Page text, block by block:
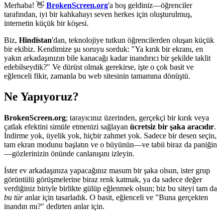
Merhaba! 👋 BrokenScreen.org'a hoş geldiniz—öğrenciler
tarafından, iyi bir kahkahayı seven herkes için oluşturulmuş,
internetin küçük bir köşesi.
Biz, Hindistan'dan, teknolojiye tutkun öğrencilerden oluşan küçük
bir ekibiz. Kendimize şu soruyu sorduk: "Ya kırık bir ekranı, en
yakın arkadaşınızın bile kanacağı kadar inandırıcı bir şekilde taklit
edebilseydik?" Ve dürüst olmak gerekirse, işte o çok basit ve
eğlenceli fikir, zamanla bu web sitesinin tamamına dönüştü.
Ne Yapıyoruz?
BrokenScreen.org; tarayıcınız üzerinden, gerçekçi bir kırık veya
çatlak efektini simüle etmenizi sağlayan ücretsiz bir şaka aracıdır.
İndirme yok, üyelik yok, hiçbir zahmet yok. Sadece bir desen seçin,
tam ekran modunu başlatın ve o büyünün—ve tabii biraz da paniğin
—gözlerinizin önünde canlanışını izleyin.
İster ev arkadaşınıza yapacağınız masum bir şaka olsun, ister grup
görüntülü görüşmelerine biraz renk katmak, ya da sadece değer
verdiğiniz biriyle birlikte gülüp eğlenmek olsun; biz bu siteyi tam da
bu türanlar için tasarladık. O basit, eğlenceli ve "Buna gerçekten
inandın mı?" dedirten anlar için.